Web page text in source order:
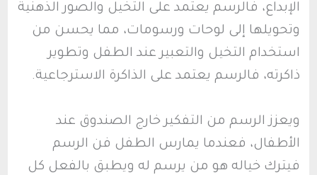
الإبداع، فالرسم يعتمد على التخيل والصور الذهنية
وتحويلها إلى لوحات ورسومات، مما يحسن من
استخدام التخيل والتعبير عند الطفل وتطوير
ذاكرته، فالرسم يعتمد على الذاكرة الاسترجاعية.
ويعزز الرسم من التفكير خارج الصندوق عند
الأطفال، فعندما يمارس الطفل فن الرسم
فيترك خياله هو من يرسم له ويطبق بالفعل كل